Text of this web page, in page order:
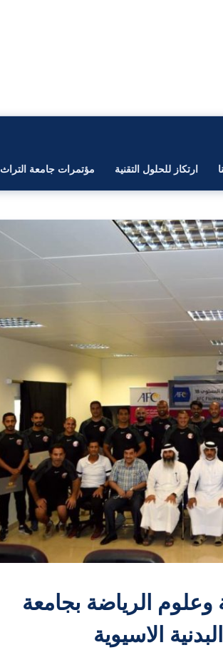
ارتكاز للحلول التقنية مؤتمرات جامعة التراث
وعلوم الرياضة بجامعة
الاسيوية